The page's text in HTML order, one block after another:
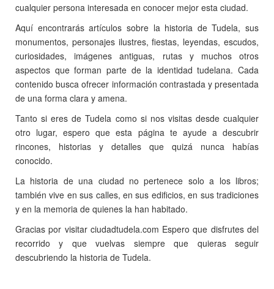
cualquier persona interesada en conocer mejor esta ciudad.
Aquí encontrarás artículos sobre la historia de Tudela, sus
monumentos, personajes ilustres, fiestas, leyendas, escudos,
curiosidades, imágenes antiguas, rutas y muchos otros
aspectos que forman parte de la identidad tudelana. Cada
contenido busca ofrecer información contrastada y presentada
de una forma clara y amena.
Tanto si eres de Tudela como si nos visitas desde cualquier
otro lugar, espero que esta página te ayude a descubrir
rincones, historias y detalles que quizá nunca habías
conocido.
La historia de una ciudad no pertenece solo a los libros;
también vive en sus calles, en sus edificios, en sus tradiciones
y en la memoria de quienes la han habitado.
Gracias por visitar ciudadtudela.com Espero que disfrutes del
recorrido y que vuelvas siempre que quieras seguir
descubriendo la historia de Tudela.